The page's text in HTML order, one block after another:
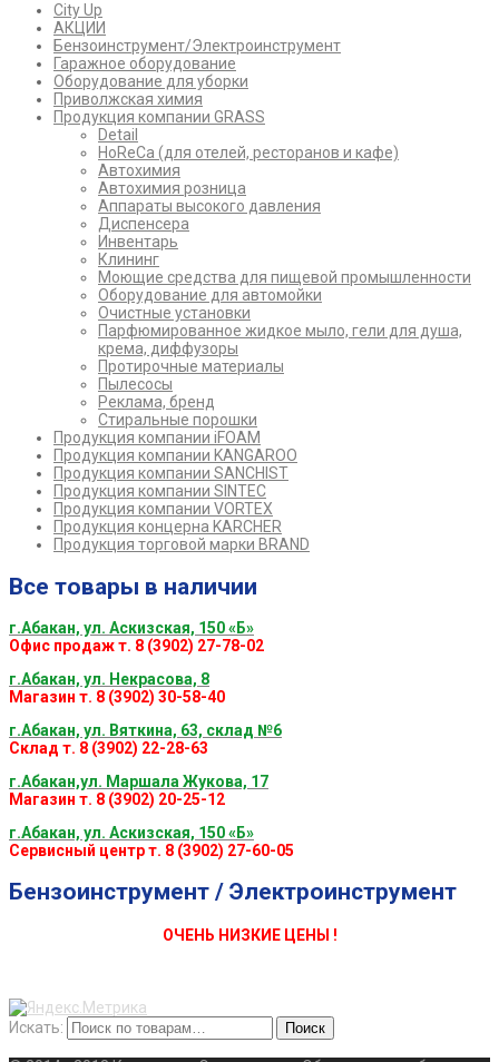
City Up
АКЦИИ
Бензоинструмент/Электроинструмент
Гаражное оборудование
Оборудование для уборки
Приволжская химия
Продукция компании GRASS
Detail
HoReCa (для отелей, ресторанов и кафе)
Автохимия
Автохимия розница
Аппараты высокого давления
Диспенсера
Инвентарь
Клининг
Моющие средства для пищевой промышленности
Оборудование для автомойки
Очистные установки
Парфюмированное жидкое мыло, гели для душа,
крема, диффузоры
Протирочные материалы
Пылесосы
Реклама, бренд
Стиральные порошки
Продукция компании iFOAM
Продукция компании KANGAROO
Продукция компании SANCHIST
Продукция компании SINTEC
Продукция компании VORTEX
Продукция концерна KARCHER
Продукция торговой марки BRAND
Все товары в наличии
г.Абакан, ул. Аскизская, 150 «Б»
Офис продаж т. 8 (3902) 27-78-02
г.Абакан, ул. Некрасова, 8
Магазин т. 8 (3902) 30-58-40
г.Абакан, ул. Вяткина, 63, склад №6
Склад т. 8 (3902) 22-28-63
г.Абакан,ул. Маршала Жукова, 17
Магазин т. 8 (3902) 20-25-12
г.Абакан, ул. Аскизская, 150 «Б»
Сервисный центр т. 8 (3902) 27-60-05
Бензоинструмент / Электроинструмент
ОЧЕНЬ НИЗКИЕ ЦЕНЫ !
Искать: Поиск